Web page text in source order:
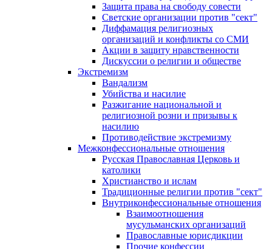
Защита права на свободу совести
Светские организации против "сект"
Диффамация религиозных
организаций и конфликты со СМИ
Акции в защиту нравственности
Дискуссии о религии и обществе
Экстремизм
Вандализм
Убийства и насилие
Разжигание национальной и
религиозной розни и призывы к
насилию
Противодействие экстремизму
Межконфессиональные отношения
Русская Православная Церковь и
католики
Христианство и ислам
Традиционные религии против "сект"
Внутриконфессиональные отношения
Взаимоотношения
мусульманских организаций
Православные юрисдикции
Прочие конфессии